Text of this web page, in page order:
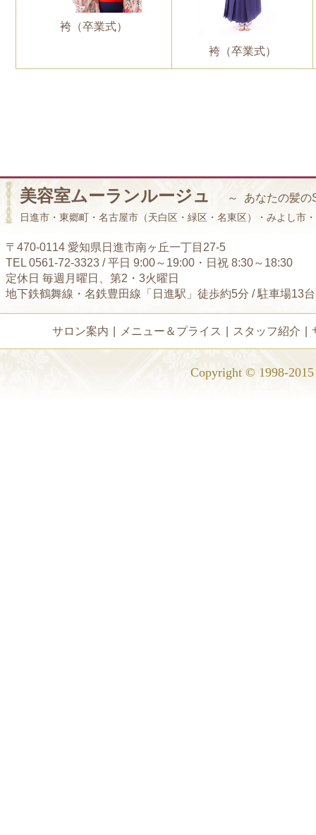
袴（卒業式）
袴（卒業式）
美容室ムーランルージュ ～ あなたの髪の
日進市・東郷町・名古屋市（天白区・緑区・名東区）・みよし市
〒470-0114 愛知県日進市南ヶ丘一丁目27-5
TEL 0561-72-3323 / 平日 9:00～19:00・日祝 8:30～18:30
定休日 毎週月曜日、第2・3火曜日
地下鉄鶴舞線・名鉄豊田線「日進駅」徒歩約5分 / 駐車場13
サロン案内 メニュー＆プライス スタッフ紹介
Copyright © 1998-